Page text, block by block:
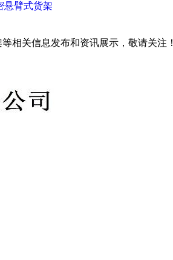
悬臂式货架
相关信息发布和资讯展示，敬请关注！